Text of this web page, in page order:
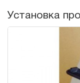
Установка